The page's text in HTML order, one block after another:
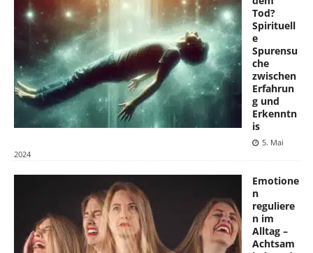
Tod?
Spirituell
e
Spurensu
che
zwischen
Erfahrun
g und
Erkenntn
is
5. Mai
2024
Emotione
n
reguliere
n im
Alltag –
Achtsam